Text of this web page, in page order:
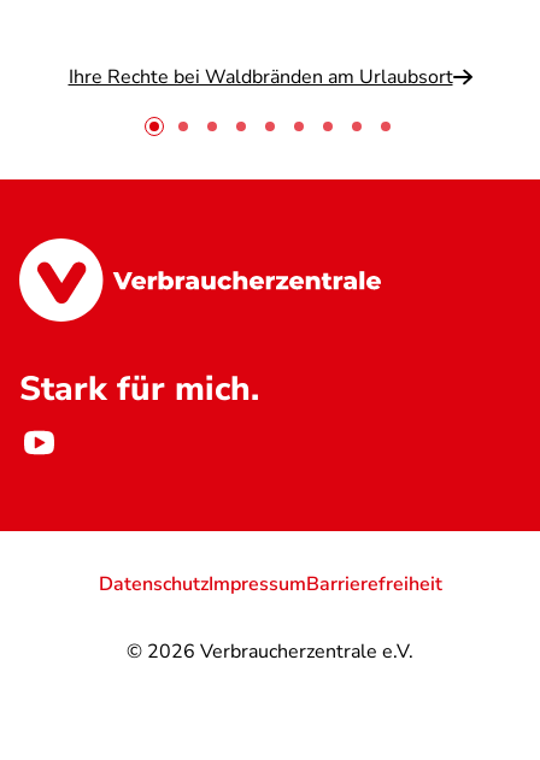
Ihre Rechte bei Waldbränden am Urlaubsort
Stark für mich.
© 2026 Verbraucherzentrale e.V.
DatenschutzImpressumBarrierefreiheit